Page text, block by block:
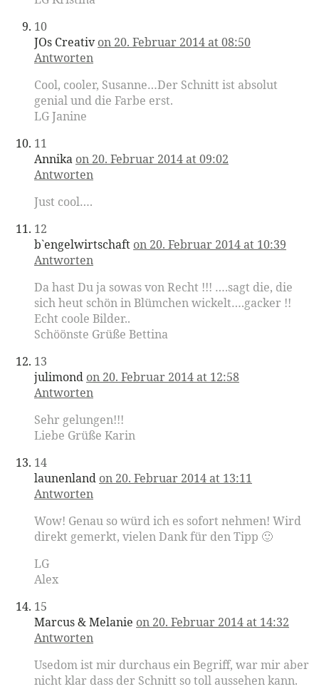
10
JOs Creativ on 20. Februar 2014 at 08:50
Antworten
Cool, cooler, Susanne…Der Schnitt ist absolut
genial und die Farbe erst.
LG Janine
11
Annika on 20. Februar 2014 at 09:02
Antworten
Just cool….
12
b`engelwirtschaft on 20. Februar 2014 at 10:39
Antworten
Da hast Du ja sowas von Recht !!! ….sagt die, die
sich heut schön in Blümchen wickelt….gacker !!
Echt coole Bilder..
Schöönste Grüße Bettina
13
julimond on 20. Februar 2014 at 12:58
Antworten
Sehr gelungen!!!
Liebe Grüße Karin
14
launenland on 20. Februar 2014 at 13:11
Antworten
Wow! Genau so würd ich es sofort nehmen! Wird
direkt gemerkt, vielen Dank für den Tipp 🙂
LG
Alex
15
Marcus & Melanie on 20. Februar 2014 at 14:32
Antworten
Usedom ist mir durchaus ein Begriff, war mir aber
nicht klar dass der Schnitt so toll aussehen kann.